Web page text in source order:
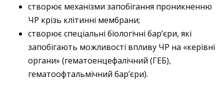
створює механізми запобігання проникненню
ЧР крізь клітинні мембрани;
створює спеціальні біологічні бар’єри, які
запобігають можливості впливу ЧР на «керівні
органи» (гематоенцефалічний (ГЕБ),
гематоофтальмічний бар’єри).